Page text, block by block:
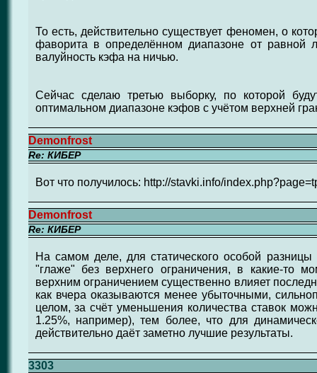
То есть, действительно существует феномен, о
фаворита в определённом диапазоне от равной
валуйность кэфа на ничью.
Сейчас сделаю третью выборку, по которой
оптимальном диапазоне кэфов с учётом верхней
Demonfrost
Re: КИБЕР
Вот что получилось: http://stavki.info/
Demonfrost
Re: КИБЕР
На самом деле, для статического особой
"глаже" без верхнего ограничения, в какие-то
верхним ограничением существенно влияет
как вчера оказываются менее убыточными,
целом, за счёт уменьшения количества ставок
1.25%, например), тем более, что для
действительно даёт заметно лучшие результаты.
3303